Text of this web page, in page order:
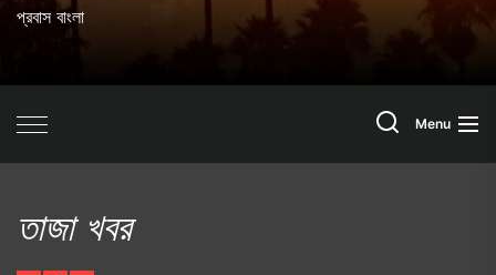
প্রবাস বাংলা
SearchMenu
তাজা খবর